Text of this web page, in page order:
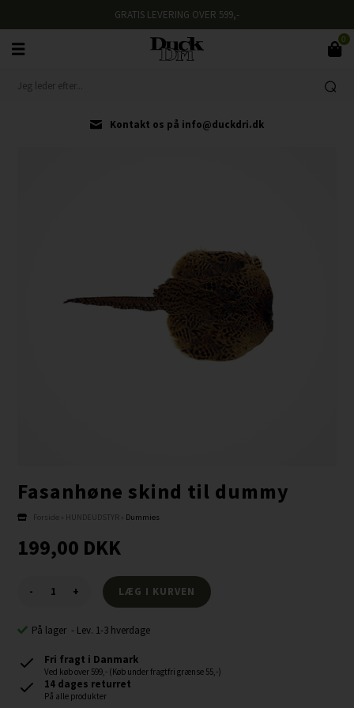
GRATIS LEVERING OVER 599,-
0
Kontakt os på info@duckdri.dk
Fasanhøne skind til dummy
Forside HUNDEUDSTYR Dummies
199,00 DKK
- +
På lager - Lev. 1-3 hverdage
Fri fragt i Danmark
Ved køb over 599,- (Køb under fragtfri grænse 55,-)
14 dages returret
På alle produkter